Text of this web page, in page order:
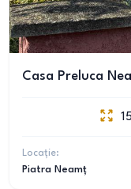
Casa Preluca
Locație:
Piatra Neamț